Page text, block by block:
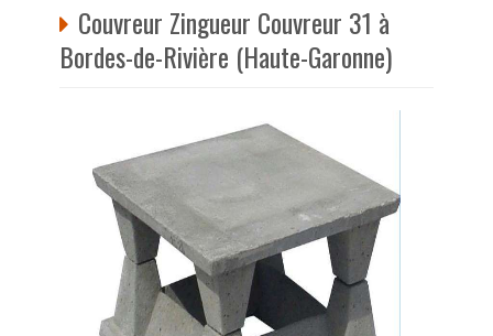
Couvreur Zingueur Couvreur 31 à
Bordes-de-Rivière (Haute-Garonne)